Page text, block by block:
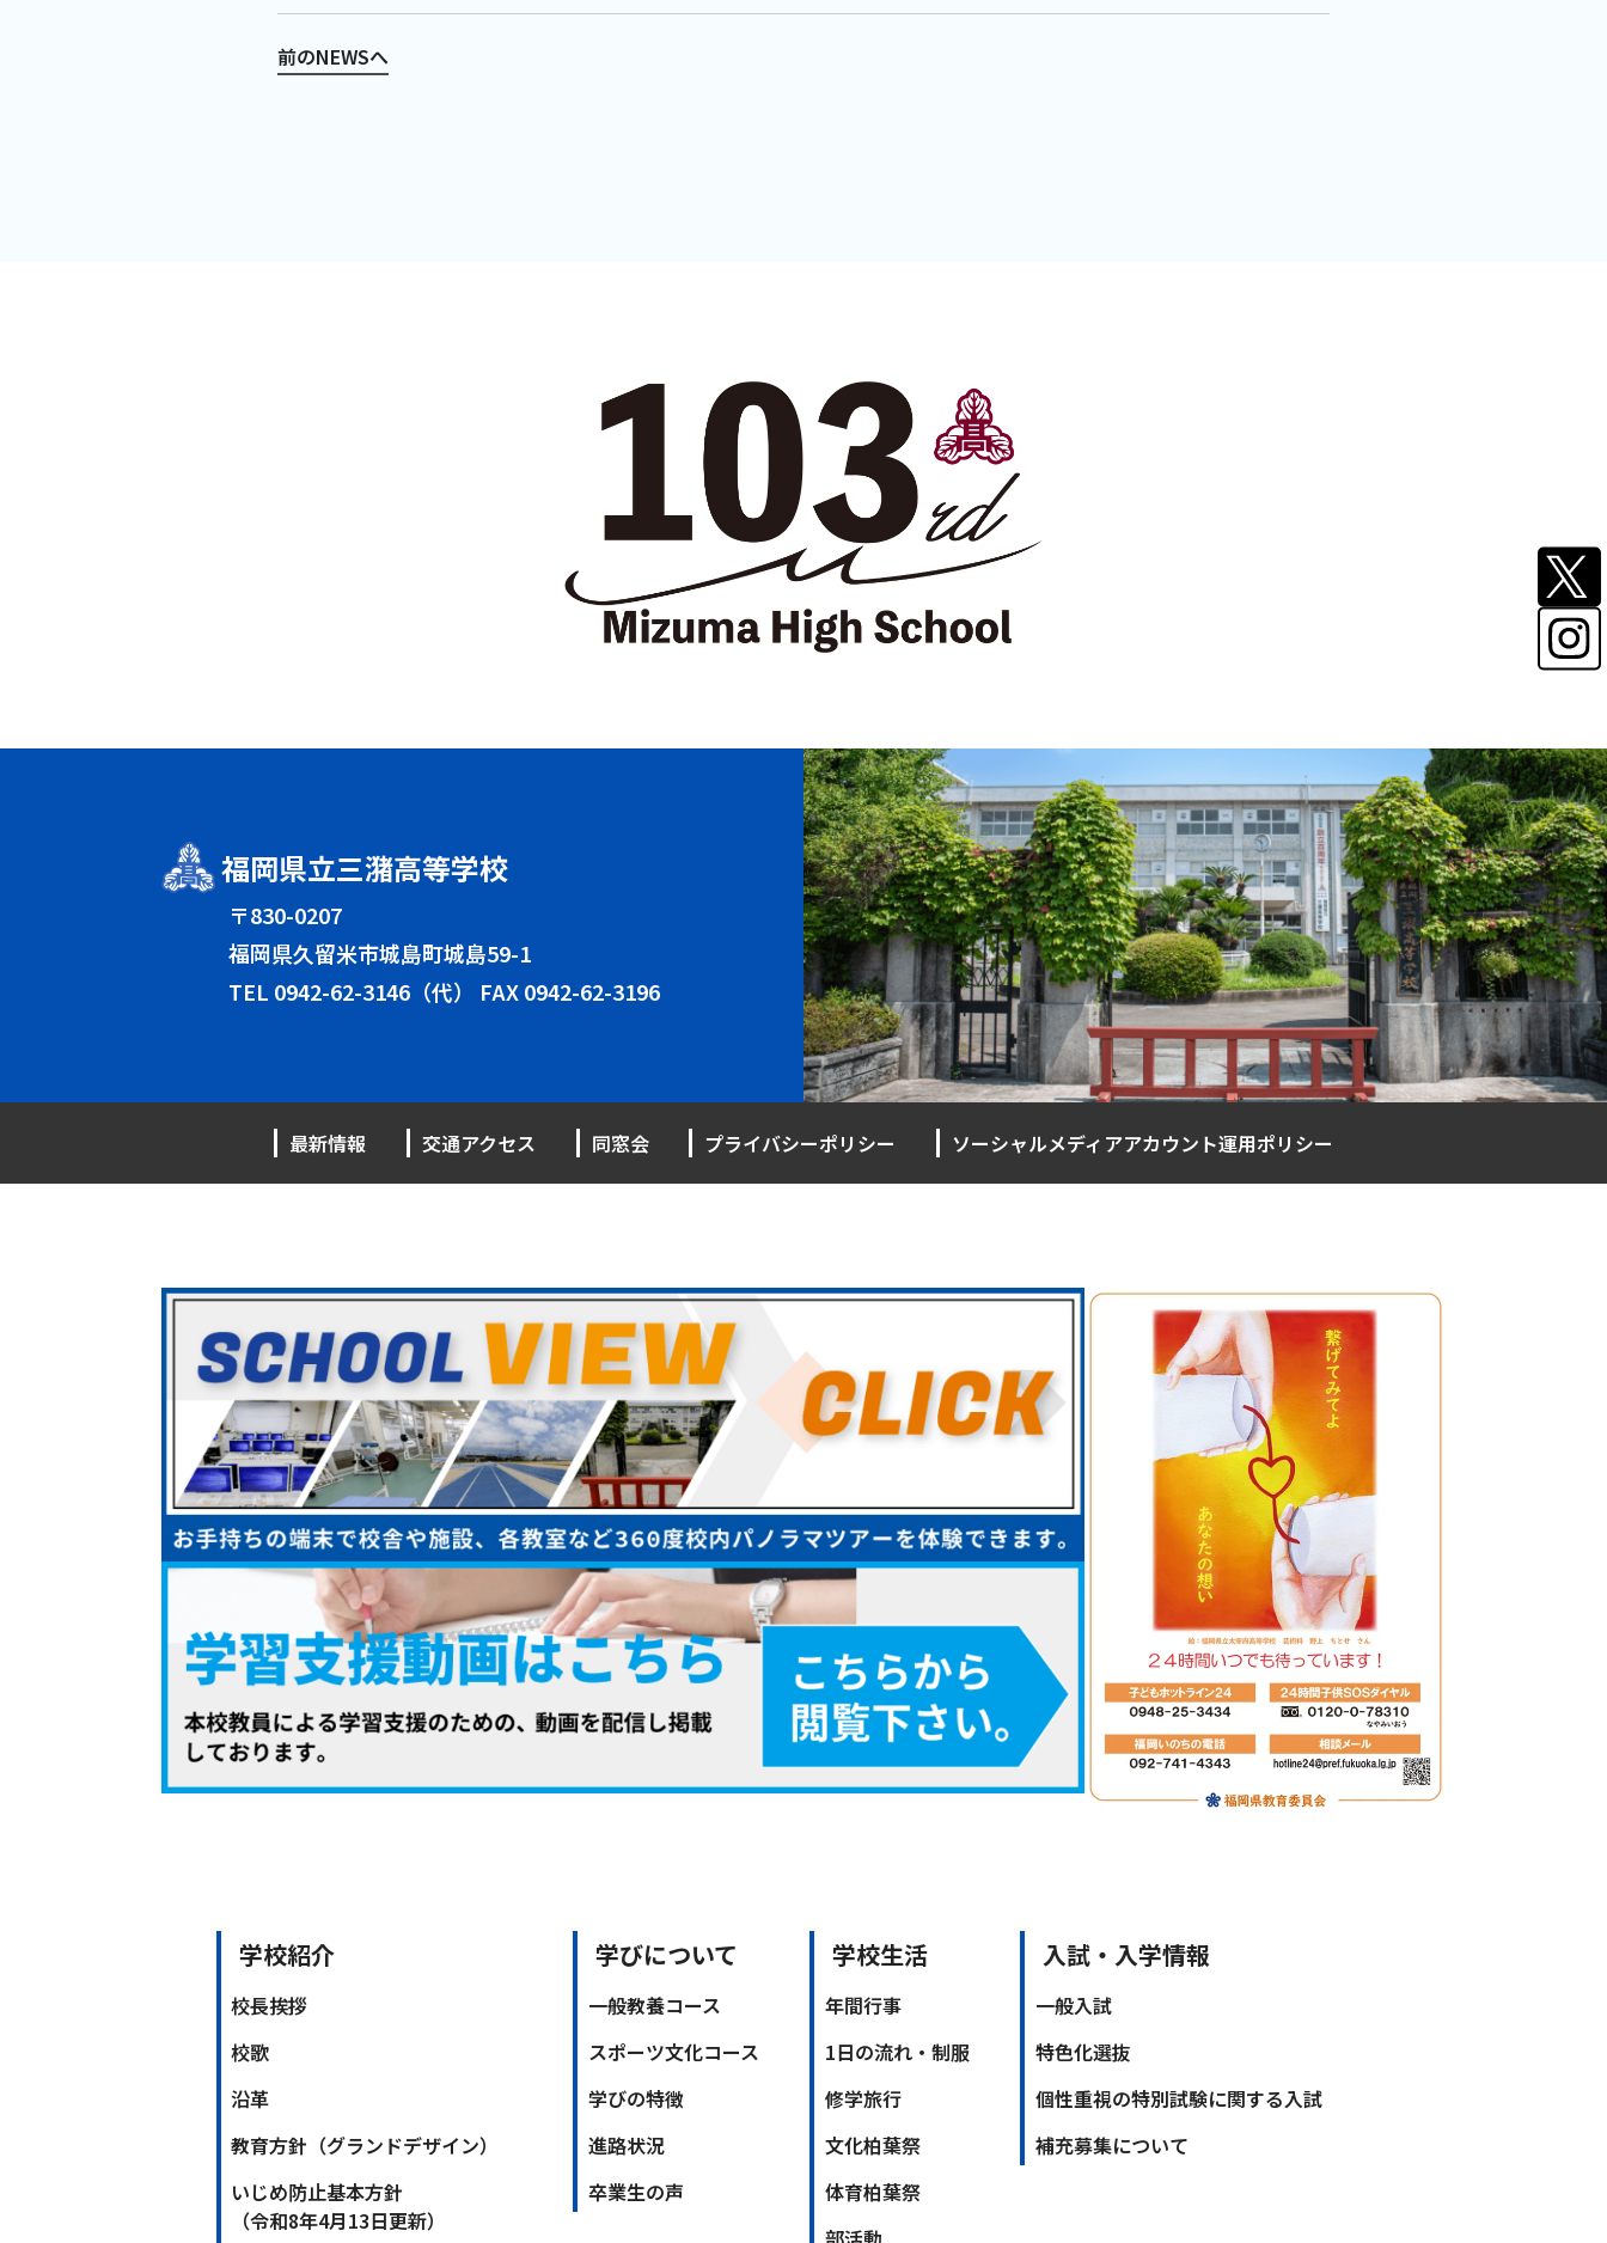
前のNEWSへ
福岡県立三潴高等学校
〒830-0207
福岡県久留米市城島町城島59-1
TEL 0942-62-3146（代） FAX 0942-62-3196
最新情報 交通アクセス 同窓会 プライバシーポリシー ソーシャルメディアアカウント運用ポリシー
学校紹介
校長挨拶
校歌
沿革
教育方針（グランドデザイン）
いじめ防止基本方針
（令和8年4月13日更新）
学びについて
一般教養コース
スポーツ文化コース
学びの特徴
進路状況
卒業生の声
学校生活
年間行事
1日の流れ・制服
修学旅行
文化柏葉祭
体育柏葉祭
入試・入学情報
一般入試
特色化選抜
個性重視の特別試験に関する入試
補充募集について